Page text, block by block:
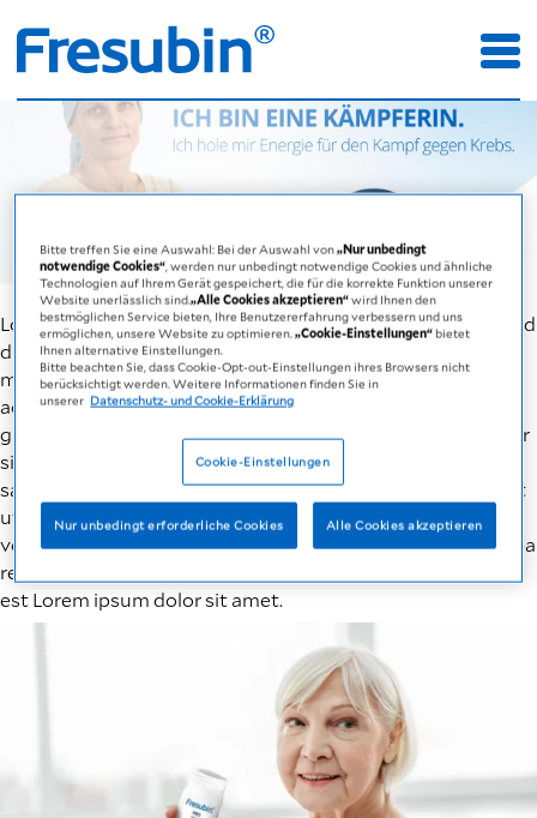
Lorem ipsum dolor sit amet, consetetur sadipscing elitr, sed
diam nonumy eirmod tempor invidunt ut labore et dolore
magna aliquyam erat, sed diam voluptua. At vero eos et
accusam et justo duo dolores et ea rebum. Stet clita kasd
gubergren, no sea takimata sanctus est Lorem ipsum dolor
sit amet. Lorem ipsum dolor sit amet, consetetur
sadipscing elitr, sed diam nonumy eirmod tempor invidunt
ut labore et dolore magna aliquyam erat, sed diam
voluptua. At vero eos et accusam et justo duo dolores et ea
rebum. Stet clita kasd gubergren, no sea takimata sanctus
est Lorem ipsum dolor sit amet.
Bitte treffen Sie eine Auswahl: Bei der Auswahl von„Nur unbedingt
notwendige Cookies“, werden nur unbedingt notwendige Cookies und ähnliche
Technologien auf Ihrem Gerät gespeichert, die für die korrekte Funktion unserer
Website unerlässlich sind.„Alle Cookies akzeptieren“wird Ihnen den
bestmöglichen Service bieten, Ihre Benutzererfahrung verbessern und uns
ermöglichen, unsere Website zu optimieren.„Cookie-Einstellungen“bietet
Ihnen alternative Einstellungen.
Bitte beachten Sie, dass Cookie-Opt-out-Einstellungen ihres Browsers nicht
berücksichtigt werden. Weitere Informationen finden Sie in
unserer Datenschutz- und Cookie-Erklärung
Cookie-Einstellungen
Nur unbedingt erforderliche Cookies Alle Cookies akzeptieren